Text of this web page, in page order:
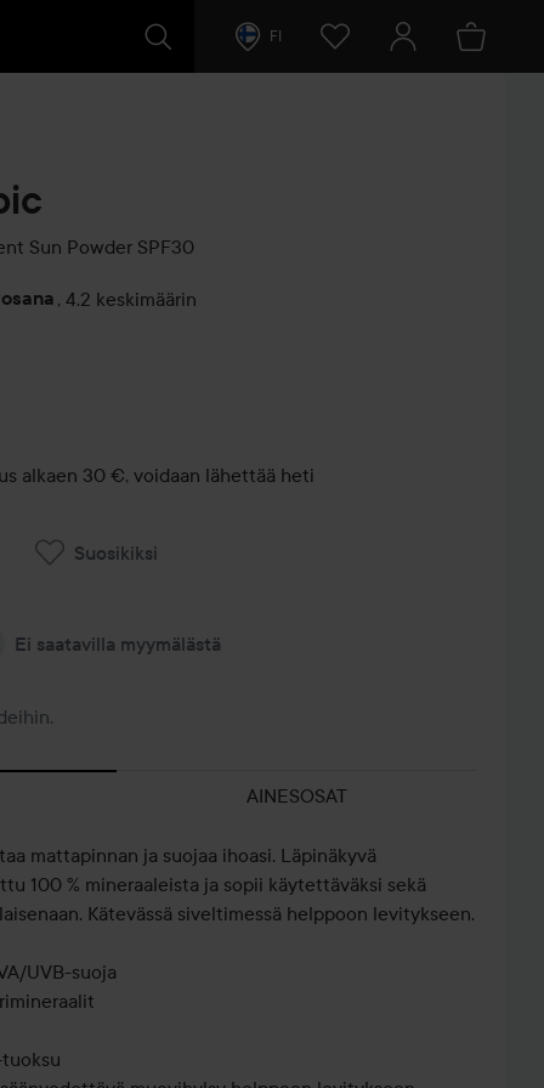
FI
Sun Powder SPF30
, 4.2 keskimäärin
alkaen 30 €, voidaan lähettää heti
Suosikiksi
Ei saatavilla myymälästä
AINESOSAT
mattapinnan ja suojaa ihoasi. Läpinäkyvä
100 % mineraaleista ja sopii käytettäväksi sekä
Kätevässä siveltimessä helppoon levitykseen.
UVB-suoja